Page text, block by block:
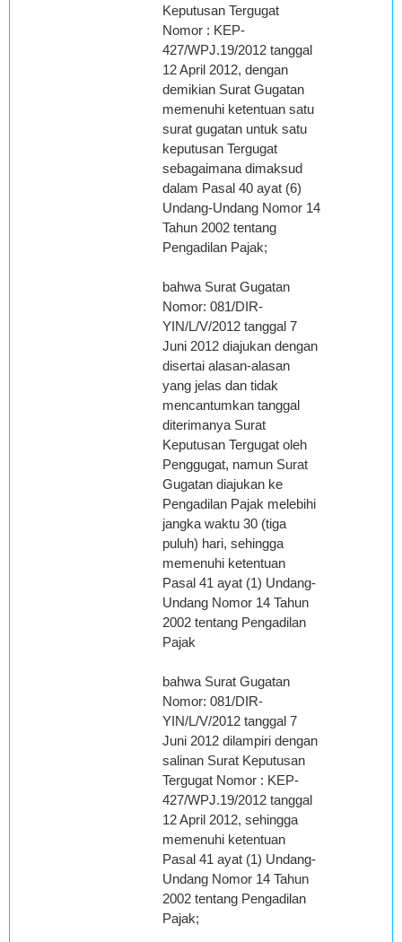
Keputusan Tergugat
Nomor : KEP-
427/WPJ.19/2012 tanggal
12 April 2012, dengan
demikian Surat Gugatan
memenuhi ketentuan satu
surat gugatan untuk satu
keputusan Tergugat
sebagaimana dimaksud
dalam Pasal 40 ayat (6)
Undang-Undang Nomor 14
Tahun 2002 tentang
Pengadilan Pajak;
bahwa Surat Gugatan
Nomor: 081/DIR-
YIN/L/V/2012 tanggal 7
Juni 2012 diajukan dengan
disertai alasan-alasan
yang jelas dan tidak
mencantumkan tanggal
diterimanya Surat
Keputusan Tergugat oleh
Penggugat, namun Surat
Gugatan diajukan ke
Pengadilan Pajak melebihi
jangka waktu 30 (tiga
puluh) hari, sehingga
memenuhi ketentuan
Pasal 41 ayat (1) Undang-
Undang Nomor 14 Tahun
2002 tentang Pengadilan
Pajak
bahwa Surat Gugatan
Nomor: 081/DIR-
YIN/L/V/2012 tanggal 7
Juni 2012 dilampiri dengan
salinan Surat Keputusan
Tergugat Nomor : KEP-
427/WPJ.19/2012 tanggal
12 April 2012, sehingga
memenuhi ketentuan
Pasal 41 ayat (1) Undang-
Undang Nomor 14 Tahun
2002 tentang Pengadilan
Pajak;